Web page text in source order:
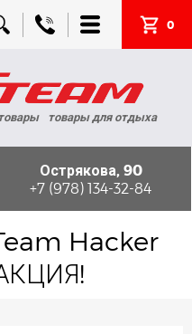
0
товары для отдыха
Острякова, 90
+7 (978) 134-32-84
Hacker